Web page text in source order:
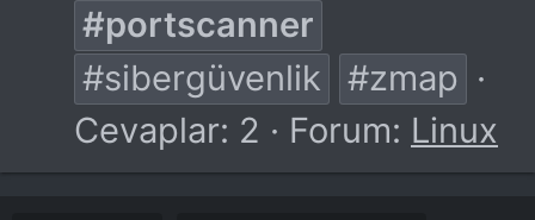
#portscanner
#sibergüvenlik
#zmap
Cevaplar: 2
Forum: Linux